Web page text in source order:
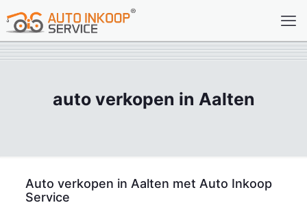
auto verkopen in Aalten
Auto verkopen in Aalten met Auto Inkoop
Service